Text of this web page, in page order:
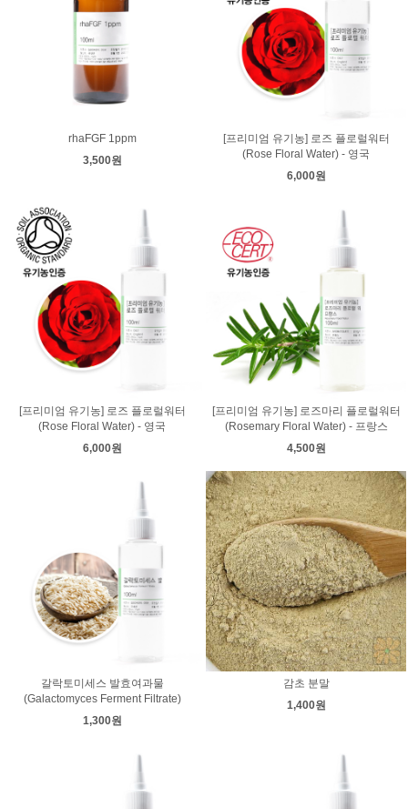
rhaFGF 1ppm
3,500원
[프리미엄 유기농] 로즈 플로럴워터
(Rose Floral Water) - 영국
6,000원
[프리미엄 유기농] 로즈 플로럴워터
(Rose Floral Water) - 영국
6,000원
[프리미엄 유기농] 로즈마리 플로럴워터
(Rosemary Floral Water) - 프랑스
4,500원
갈락토미세스 발효여과물
(Galactomyces Ferment Filtrate)
1,300원
감초 분말
1,400원